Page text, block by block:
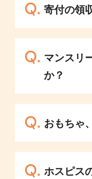
寄付の領
マンスリ
か？
おもちゃ
ホスピス